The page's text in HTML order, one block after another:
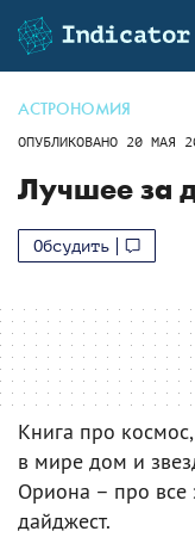
АСТРОНОМИЯ
ОПУБЛИКОВАНО 20 МАЯ
Лучшее за
Обсудить
Книга про
в мире дом и
Ориона – про все
дайджест.